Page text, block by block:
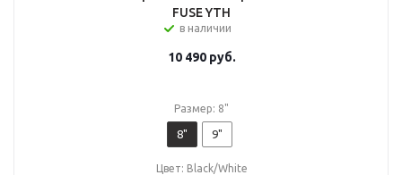
FUSE YTH
в наличии
10 490руб.
Размер: 8"
8" 9"
Цвет: Black/White